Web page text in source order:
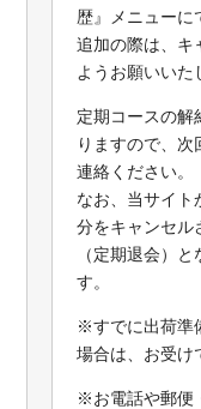
歴』メニューに
追加の際は、キ
ようお願いいた
定期コースの解
りますので、
連絡ください。
なお、当サイト
分をキャンセル
（定期退会）
す。
※すでに出荷準
場合は、お受け
※お電話や郵便